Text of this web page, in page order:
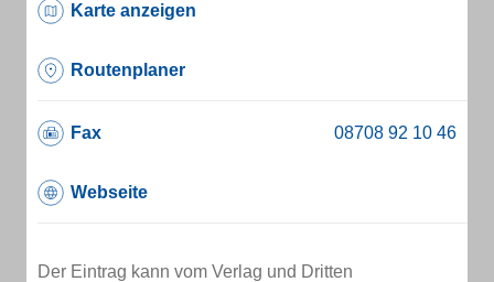
Karte anzeigen
Routenplaner
Fax
Webseite
Der Eintrag kann vom Verlag und Dritten